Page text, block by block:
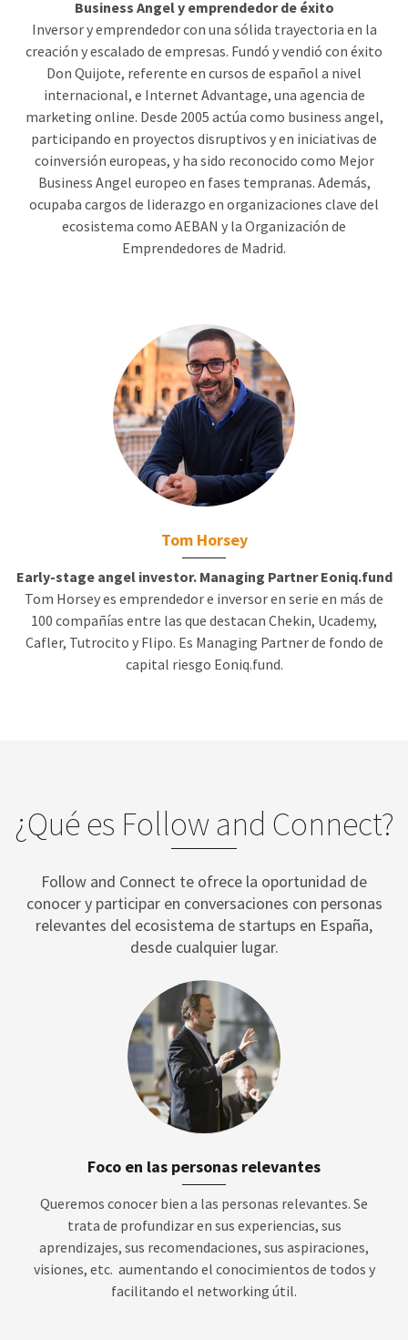
Business Angel y emprendedor de éxito
Inversor y emprendedor con una sólida trayectoria en la
creación y escalado de empresas. Fundó y vendió con éxito
Don Quijote, referente en cursos de español a nivel
internacional, e Internet Advantage, una agencia de
marketing online. Desde 2005 actúa como business angel,
participando en proyectos disruptivos y en iniciativas de
coinversión europeas, y ha sido reconocido como Mejor
Business Angel europeo en fases tempranas. Además,
ocupaba cargos de liderazgo en organizaciones clave del
ecosistema como AEBAN y la Organización de
Emprendedores de Madrid.
Tom Horsey
Early-stage angel investor. Managing Partner Eoniq.fund
Tom Horsey es emprendedor e inversor en serie en más de
100 compañías entre las que destacan Chekin, Ucademy,
Cafler, Tutrocito y Flipo. Es Managing Partner de fondo de
capital riesgo Eoniq.fund.
¿Qué es Follow and Connect?
Follow and Connect te ofrece la oportunidad de
conocer y participar en conversaciones con personas
relevantes del ecosistema de startups en España,
desde cualquier lugar.
Foco en las personas relevantes
Queremos conocer bien a las personas relevantes. Se
trata de profundizar en sus experiencias, sus
aprendizajes, sus recomendaciones, sus aspiraciones,
visiones, etc. aumentando el conocimientos de todos y
facilitando el networking útil.